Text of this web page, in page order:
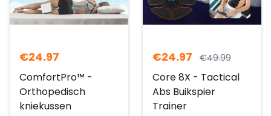
€24.97
ComfortPro™ -
Orthopedisch
kniekussen
€24.97 €49.99
Core 8X - Tactical
Abs Buikspier
Trainer